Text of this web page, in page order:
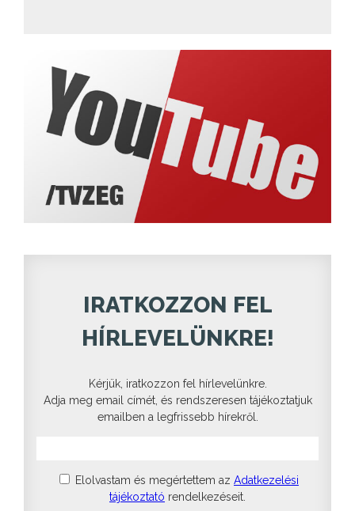
IRATKOZZON FEL
HÍRLEVELÜNKRE!
Kérjük, iratkozzon fel hírlevelünkre.
Adja meg email címét, és rendszeresen tájékoztatjuk
emailben a legfrissebb hírekről.
Elolvastam és megértettem az Adatkezelési
tájékoztató rendelkezéseit.